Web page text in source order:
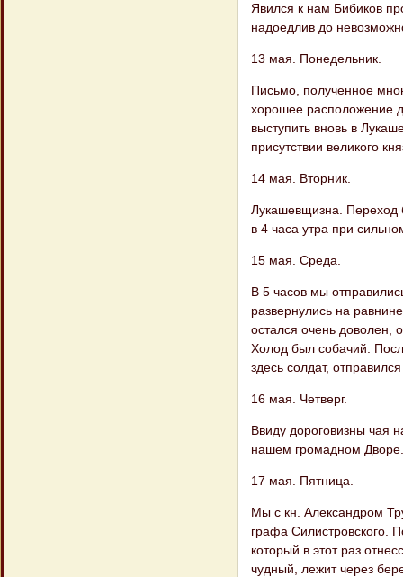
Явился к нам Бибиков
надоедлив до
13 мая. Понедельник.
Письмо, полученное
хорошее расположение
выступить вновь в
присутствии великого
14 мая. Вторник.
Лукашевщизна. Переход
в 4 часа утра при
15 мая. Среда.
В 5 часов мы
развернулись на
остался очень доволен,
Холод был собачий.
здесь солдат,
16 мая. Четверг.
Ввиду дороговизны чая
нашем громадном Дворе.
17 мая. Пятница.
Мы с кн. Александром
графа Силистровского.
который в этот раз
чудный, лежит через